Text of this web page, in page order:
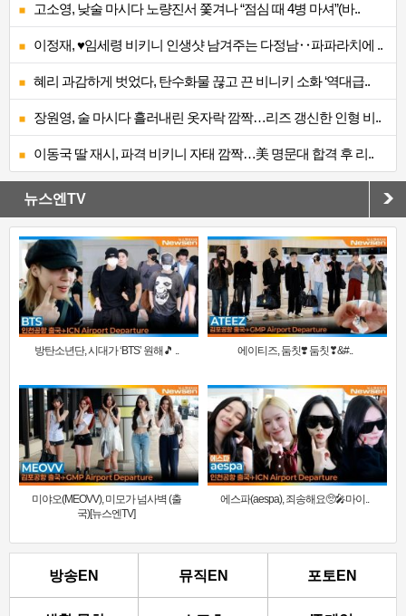
고소영, 낮술 마시다 노량진서 쫓겨나 “점심 때 4병 마셔”(바..
이정재, ♥임세령 비키니 인생샷 남겨주는 다정남‥파파라치에 ..
혜리 과감하게 벗었다, 탄수화물 끊고 끈 비니키 소화 ‘역대급..
장원영, 술 마시다 흘러내린 옷자락 깜짝…리즈 갱신한 인형 비..
이동국 딸 재시, 파격 비키니 자태 깜짝…美 명문대 합격 후 리..
뉴스엔TV
방탄소년단, 시대가 ‘BTS’ 원해🎵 .. 에이티즈, 둠칫❣️ 둠칫❣&#..
미야오(MEOVV), 미모가 넘사벽 (출
국)[뉴스엔TV]
에스파(aespa), 죄송해요🥺🎤마이..
방송EN 뮤직EN 포토EN